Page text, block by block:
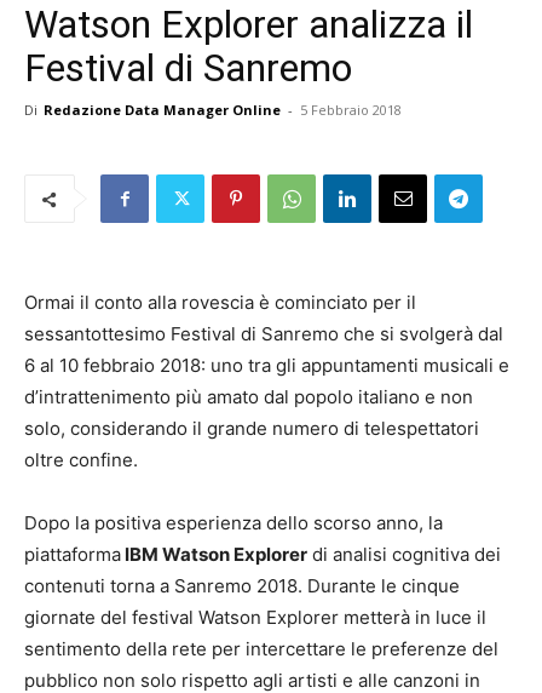
Watson Explorer analizza il
Festival di Sanremo
Di Redazione Data Manager Online - 5 Febbraio 2018
Ormai il conto alla rovescia è cominciato per il
sessantottesimo Festival di Sanremo che si svolgerà dal
6 al 10 febbraio 2018: uno tra gli appuntamenti musicali e
d’intrattenimento più amato dal popolo italiano e non
solo, considerando il grande numero di telespettatori
oltre confine.
Dopo la positiva esperienza dello scorso anno, la
piattaforma IBM Watson Explorer di analisi cognitiva dei
contenuti torna a Sanremo 2018. Durante le cinque
giornate del festival Watson Explorer metterà in luce il
sentimento della rete per intercettare le preferenze del
pubblico non solo rispetto agli artisti e alle canzoni in